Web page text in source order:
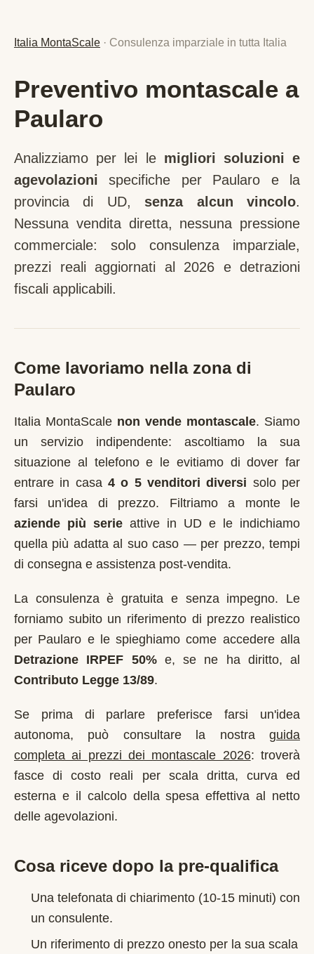
Italia MontaScale · Consulenza imparziale in tutta Italia
Preventivo montascale a
Paularo
Analizziamo per lei le migliori soluzioni e
agevolazioni specifiche per Paularo e la
provincia di UD, senza alcun vincolo.
Nessuna vendita diretta, nessuna pressione
commerciale: solo consulenza imparziale,
prezzi reali aggiornati al 2026 e detrazioni
fiscali applicabili.
Come lavoriamo nella zona di
Paularo
Italia MontaScale non vende montascale. Siamo
un servizio indipendente: ascoltiamo la sua
situazione al telefono e le evitiamo di dover far
entrare in casa 4 o 5 venditori diversi solo per
farsi un'idea di prezzo. Filtriamo a monte le
aziende più serie attive in UD e le indichiamo
quella più adatta al suo caso — per prezzo, tempi
di consegna e assistenza post-vendita.
La consulenza è gratuita e senza impegno. Le
forniamo subito un riferimento di prezzo realistico
per Paularo e le spieghiamo come accedere alla
Detrazione IRPEF 50%e, se ne ha diritto, al
Contributo Legge 13/89.
Se prima di parlare preferisce farsi un'idea
autonoma, può consultare la nostra
guida
completa ai prezzi dei montascale 2026: troverà
fasce di costo reali per scala dritta, curva ed
esterna e il calcolo della spesa effettiva al netto
delle agevolazioni.
Cosa riceve dopo la pre-qualifica
Una telefonata di chiarimento (10-15 minuti) con
un consulente.
Un riferimento di prezzo onesto per la sua scala